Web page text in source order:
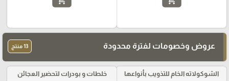
عروض وخصومات لفترة محدودة 13 منتج
الشوكولاته الخام للتذويب بأنواعها خلطات و بودرات لتحضير العجائن